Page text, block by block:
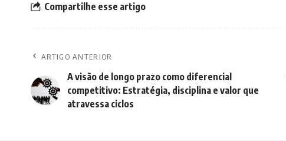
Compartilhe esse artigo
ARTIGO ANTERIOR
A visão de longo prazo como diferencial
competitivo: Estratégia, disciplina e valor que
atravessa ciclos